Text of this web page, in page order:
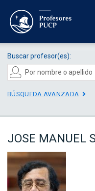
Buscar profesor(es):
BÚSQUEDA AVANZADA
JOSE MANUEL